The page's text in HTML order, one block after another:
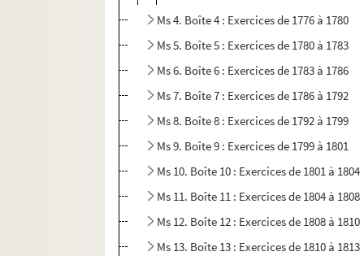
Ms 4. Boîte 4 : Exercices de 1776 à 1780
Ms 5. Boîte 5 : Exercices de 1780 à 1783
Ms 6. Boîte 6 : Exercices de 1783 à 1786
Ms 7. Boîte 7 : Exercices de 1786 à 1792
Ms 8. Boîte 8 : Exercices de 1792 à 1799
Ms 9. Boîte 9 : Exercices de 1799 à 1801
Ms 10. Boîte 10 : Exercices de 1801 à 1804
Ms 11. Boîte 11 : Exercices de 1804 à 1808
Ms 12. Boîte 12 : Exercices de 1808 à 1810
Ms 13. Boîte 13 : Exercices de 1810 à 1813